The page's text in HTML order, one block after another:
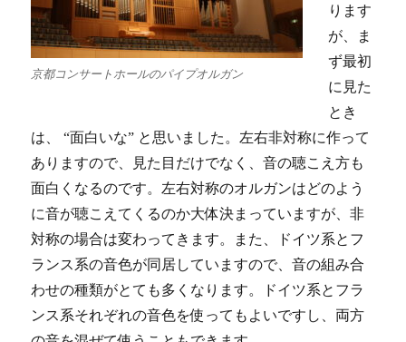
京都コンサートホールのパイプオルガン
ります
が、ま
ず最初
に見た
とき
は、 “面白いな” と思いました。左右非対称に作って
ありますので、見た目だけでなく、音の聴こえ方も
面白くなるのです。左右対称のオルガンはどのよう
に音が聴こえてくるのか大体決まっていますが、非
対称の場合は変わってきます。また、ドイツ系とフ
ランス系の音色が同居していますので、音の組み合
わせの種類がとても多くなります。ドイツ系とフラ
ンス系それぞれの音色を使ってもよいですし、両方